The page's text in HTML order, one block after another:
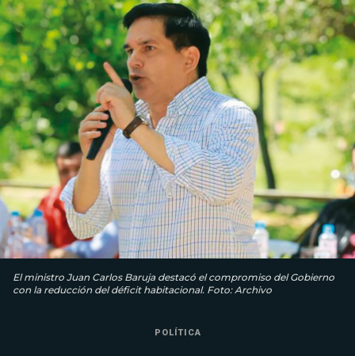
El ministro Juan Carlos Baruja destacó el compromiso del Gobierno
con la reducción del déficit habitacional. Foto: Archivo
POLÍTICA